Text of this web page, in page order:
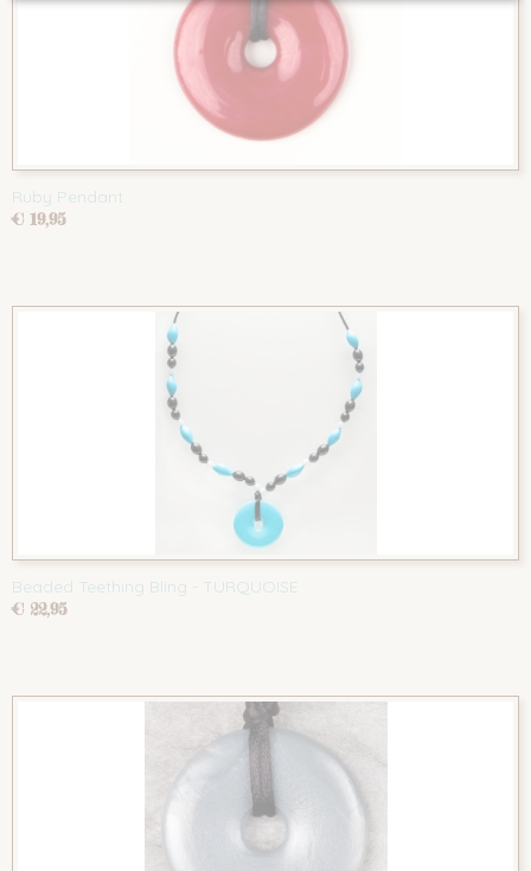
Ruby Pendant
€ 19,95
Beaded Teething Bling - TURQUOISE
€ 22,95